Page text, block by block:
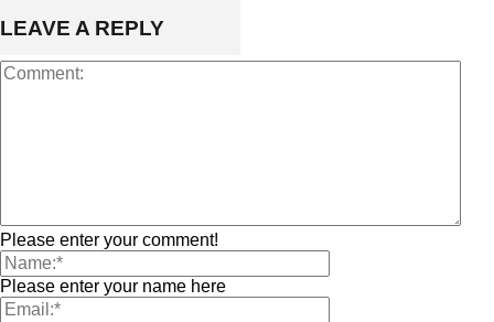
LEAVE A REPLY
Please enter your comment!
Please enter your name here